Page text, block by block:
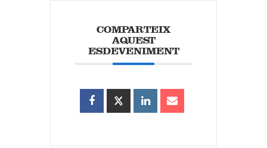
COMPARTEIX
AQUEST
ESDEVENIMENT